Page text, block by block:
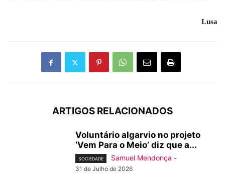
Lusa
ARTIGOS RELACIONADOS
Voluntário algarvio no projeto
‘Vem Para o Meio’ diz que a...
SOCIEDADE Samuel Mendonça -
31 de Julho de 2026